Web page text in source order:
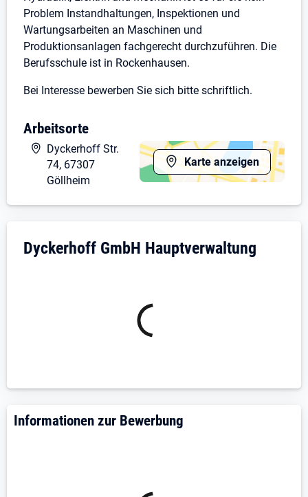
Problem Instandhaltungen, Inspektionen und
Wartungsarbeiten an Maschinen und
Produktionsanlagen fachgerecht durchzuführen. Die
Berufsschule ist in Rockenhausen.
Bei Interesse bewerben Sie sich bitte schriftlich.
Arbeitsorte
Karte anzeigen
Dyckerhoff Str.
74, 67307
Göllheim
Unternehmensdarstellung: Dyckerhoff
Dyckerhoff GmbH Hauptverwaltung
Informationen zur Bewerbung